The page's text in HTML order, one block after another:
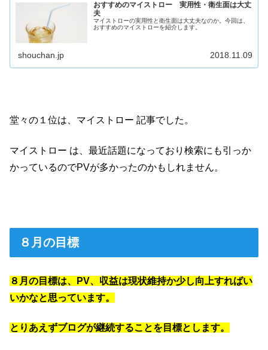
おすすめのマイストロー 実用性・衛生面は大丈
夫
マイストローの実用性と衛生面は大丈夫なのか。今回は、
おすすめのマイストローを紹介します。
shouchan.jp 2018.11.09
堂々の１位は、マイストロー 記事でした。
マイストロー は、最近話題になっており検索にも引っか
かっているのでPVが多かったのかもしれません。
８月の目標
８月の目標は、PV、収益は現状維持か少し向上すればい
いかなと思っています。
とりあえずブログが継続することを目標とします。